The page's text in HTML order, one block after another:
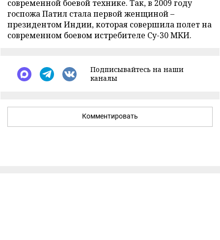
современной боевой технике. Так, в 2009 году
госпожа Патил стала первой женщиной –
президентом Индии, которая совершила полет на
современном боевом истребителе Су-30 МКИ.
Подписывайтесь на наши
каналы
Комментировать